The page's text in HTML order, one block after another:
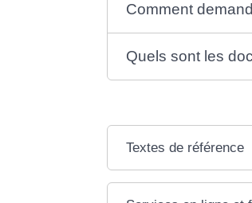
Comment
Quels sont les
Textes de référence